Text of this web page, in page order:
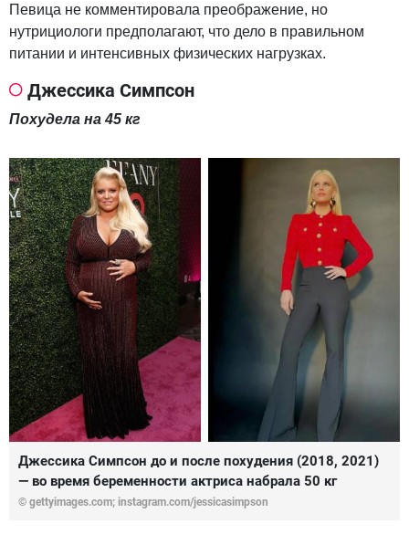
Певица не комментировала преображение, но
нутрициологи предполагают, что дело в правильном
питании и интенсивных физических нагрузках.
Джессика Симпсон
Похудела на 45 кг
Джессика Симпсон до и после похудения (2018, 2021)
— во время беременности актриса набрала 50 кг
© gettyimages.com; instagram.com/jessicasimpson